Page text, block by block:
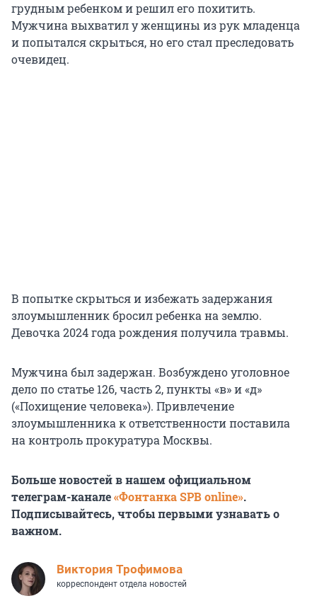
грудным ребенком и решил его похитить.
Мужчина выхватил у женщины из рук младенца
и попытался скрыться, но его стал преследовать
очевидец.
В попытке скрыться и избежать задержания
злоумышленник бросил ребенка на землю.
Девочка 2024 года рождения получила травмы.
Мужчина был задержан. Возбуждено уголовное
дело по статье 126, часть 2, пункты «в» и «д»
(«Похищение человека»). Привлечение
злоумышленника к ответственности поставила
на контроль прокуратура Москвы.
Больше новостей в нашем официальном
телеграм-канале«Фонтанка SPB online».
Подписывайтесь, чтобы первыми узнавать о
важном.
Виктория Трофимова
корреспондент отдела новостей